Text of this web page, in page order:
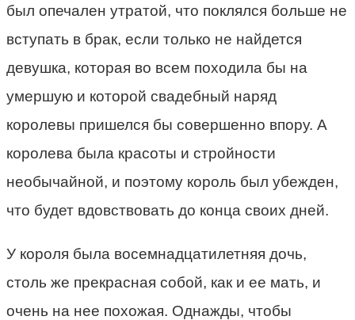
был опечален утратой, что поклялся больше не
вступать в брак, если только не найдется
девушка, которая во всем походила бы на
умершую и которой свадебный наряд
королевы пришелся бы совершенно впору. А
королева была красоты и стройности
необычайной, и поэтому король был убежден,
что будет вдовствовать до конца своих дней.
У короля была восемнадцатилетняя дочь,
столь же прекрасная собой, как и ее мать, и
очень на нее похожая. Однажды, чтобы